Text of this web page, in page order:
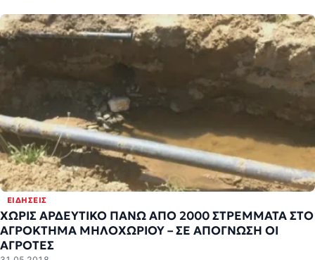
ΕΙΔΉΣΕΙΣ
ΧΩΡΙΣ ΑΡΔΕΥΤΙΚΟ ΠΑΝΩ ΑΠΟ 2000 ΣΤΡΕΜΜΑΤΑ ΣΤΟ
ΑΓΡΟΚΤΗΜΑ ΜΗΛΟΧΩΡΙΟΥ – ΣΕ ΑΠΟΓΝΩΣΗ ΟΙ
ΑΓΡΟΤΕΣ